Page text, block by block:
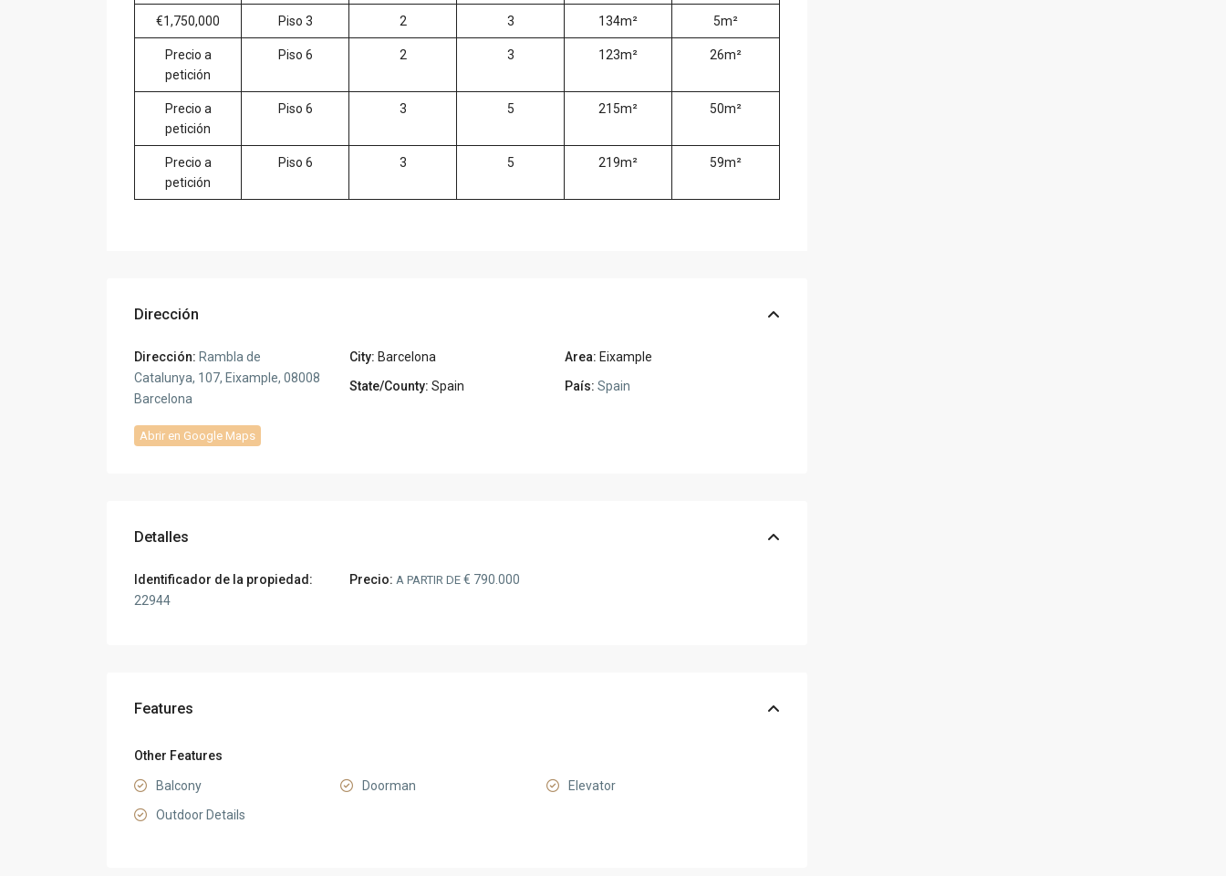
€1,750,000 Piso 3 2 3 134m² 5m²
Precio a
petición
Piso 6 2 3 123m² 26m²
Precio a
petición
Piso 6 3 5 215m² 50m²
Precio a
petición
Piso 6 3 5 219m² 59m²
Dirección
Dirección: Rambla de
Catalunya, 107, Eixample, 08008
Barcelona
City: Barcelona Area: Eixample
State/County: Spain País: Spain
Abrir en Google Maps
Detalles
Identificador de la propiedad:
22944
Precio: A PARTIR DE € 790.000
Features
Other Features
Balcony Doorman
Elevator
Outdoor Details